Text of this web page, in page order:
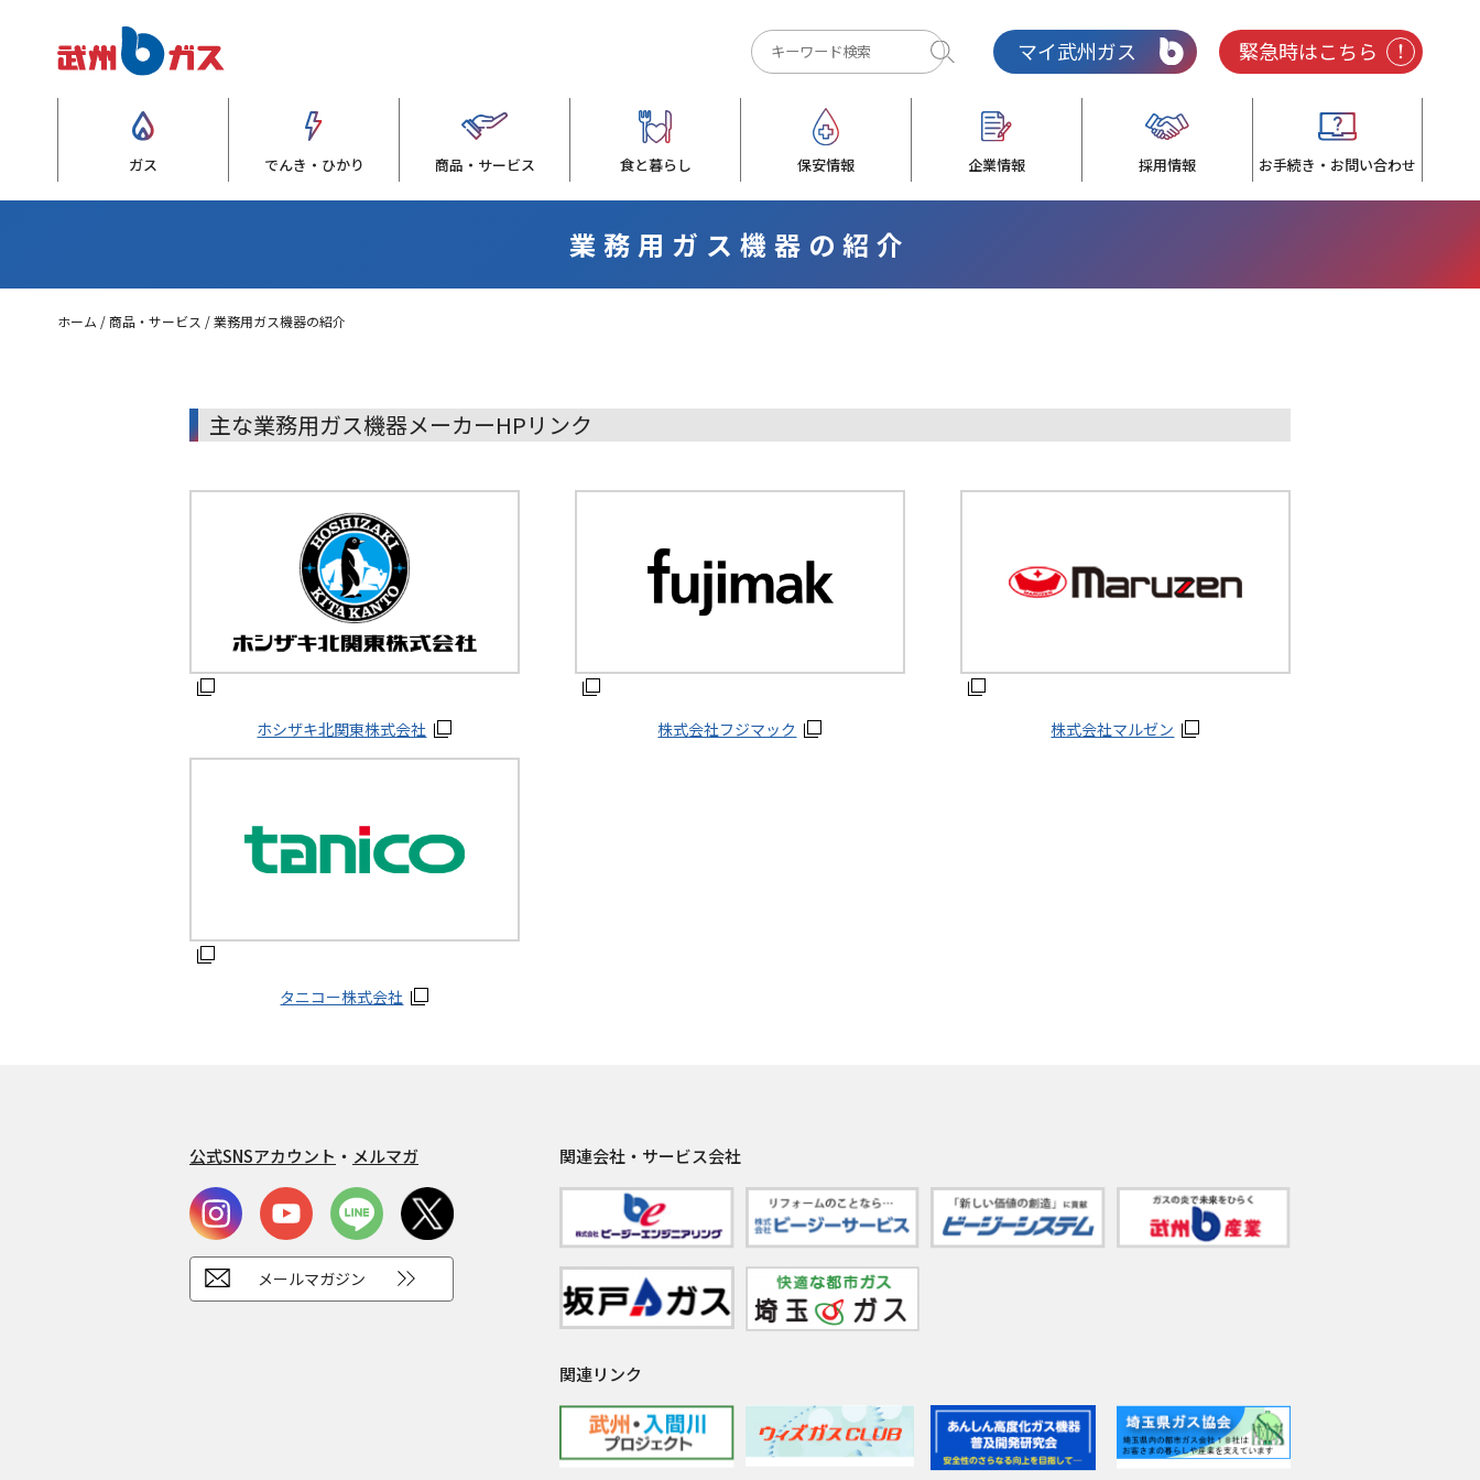
マイ武州ガス 緊急時はこちら
ガス でんき・ひかり 商品・サービス 食と暮らし 保安情報 企業情報 採用情報 お手続き・お問い合わせ
業務用ガス機器の紹介
ホーム 商品・サービス 業務用ガス機器の紹介
主な業務用ガス機器メーカーHPリンク
ホシザキ北関東株式会社 株式会社フジマック 株式会社マルゼン
タニコー株式会社
公式SNSアカウント ・ メルマガ
メールマガジン
関連会社・サービス会社
関連リンク